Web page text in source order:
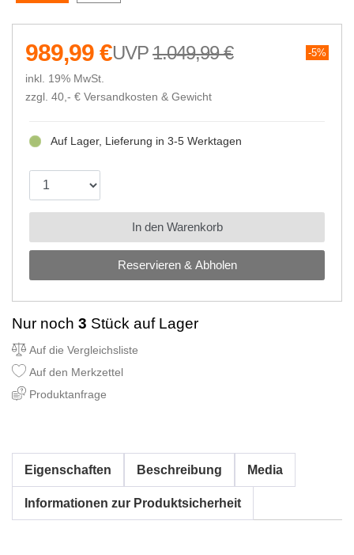
1.049,99 € 5%
989,99 €
inkl. 19% MwSt.
zzgl. 40,- € Versandkosten & Gewicht
Reservieren & Abholen
Auf Lager, Lieferung in 3-5 Werktagen
In den Warenkorb
Nur noch 3 Stück auf Lager
Auf die Vergleichsliste
Auf den Merkzettel
Produktanfrage
Eigenschaften Beschreibung Media
Informationen zur Produktsicherheit